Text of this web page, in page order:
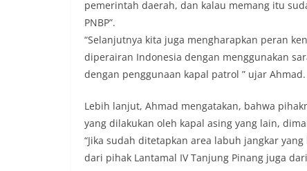
pemerintah daerah, dan kalau memang itu
PNBP”.
“Selanjutnya kita juga mengharapkan peran
diperairan Indonesia dengan menggunakan
dengan penggunaan kapal patrol ” ujar Ahmad.
Lebih lanjut, Ahmad mengatakan, bahwa
yang dilakukan oleh kapal asing yang lain,
“Jika sudah ditetapkan area labuh jangkar
dari pihak Lantamal IV Tanjung Pinang juga